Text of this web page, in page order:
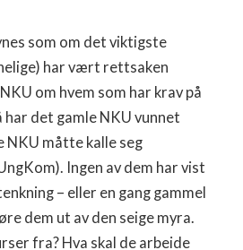
som om det viktigste
har vært rettsaken
om hvem som har krav på
har det gamle NKU vunnet
NKU måtte kalle seg
Ingen av dem har vist
– eller en gang gammel
dem ut av den seige myra.
fra? Hva skal de arbeide